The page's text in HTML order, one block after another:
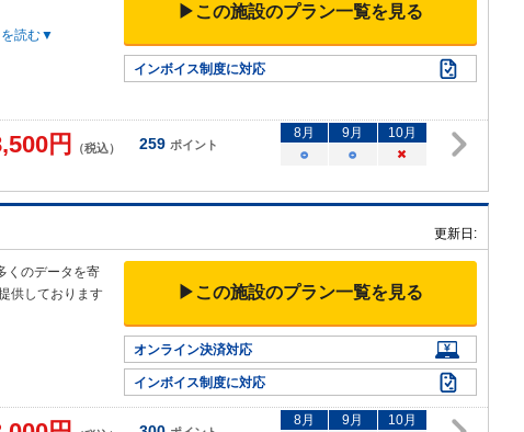
読む▼
▶この施設のプラン一覧を見る
インボイス制度に対応
円 （税込） 259 ポイント
8月 9月 10月
○
○ ×
更新日:
くのデータを寄
供しております
▶この施設のプラン一覧を見る
オンライン決済対応
インボイス制度に対応
8月 9月 10月